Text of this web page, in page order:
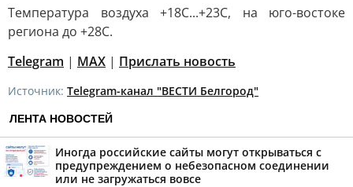
Температура воздуха +18С...+23С, на юго-востоке
региона до +28С.
Telegram | МАХ | Прислать новость
Источник: Telegram-канал "ВЕСТИ Белгород"
ЛЕНТА НОВОСТЕЙ
Иногда российские сайты могут открываться с
предупреждением о небезопасном соединении
или не загружаться вовсе